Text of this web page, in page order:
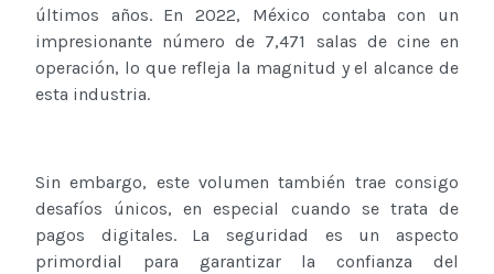
últimos años. En 2022, México contaba con un
impresionante número de 7,471 salas de cine en
operación, lo que refleja la magnitud y el alcance de
esta industria.
Sin embargo, este volumen también trae consigo
desafíos únicos, en especial cuando se trata de
pagos digitales. La seguridad es un aspecto
primordial para garantizar la confianza del